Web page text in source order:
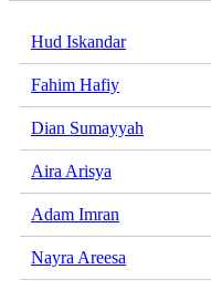
Hud Iskandar
Fahim Hafiy
Dian Sumayyah
Aira Arisya
Adam Imran
Nayra Areesa